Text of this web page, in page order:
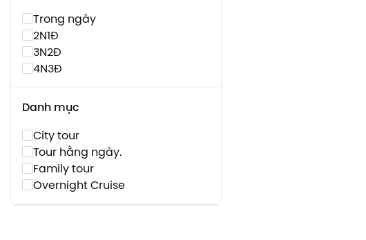
Trong ngày
2N1Đ
3N2Đ
4N3Đ
Danh mục
City tour
Tour hằng ngày.
Family tour
Overnight Cruise